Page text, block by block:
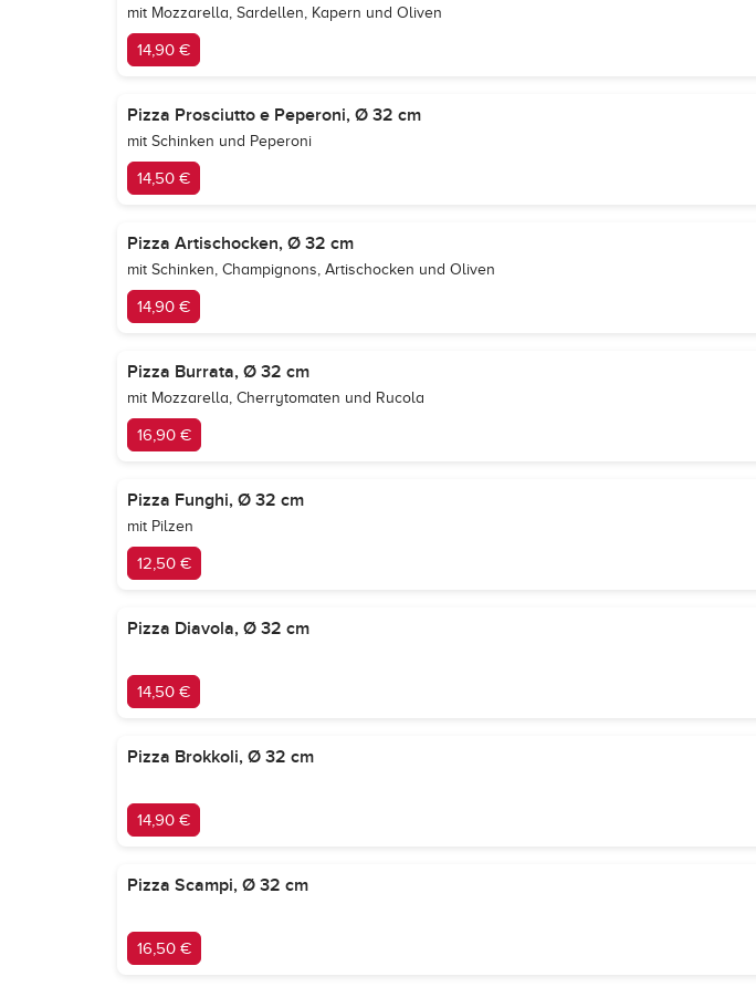
mit Mozzarella, Sardellen, Kapern und Oliven
14,90 €
Pizza Prosciutto e Peperoni, Ø 32 cm
mit Schinken und Peperoni
14,50 €
Pizza Artischocken, Ø 32 cm
mit Schinken, Champignons, Artischocken und Oliven
14,90 €
Pizza Burrata, Ø 32 cm
mit Mozzarella, Cherrytomaten und Rucola
16,90 €
Pizza Funghi, Ø 32 cm
mit Pilzen
12,50 €
Pizza Diavola, Ø 32 cm
14,50 €
Pizza Brokkoli, Ø 32 cm
14,90 €
Pizza Scampi, Ø 32 cm
16,50 €